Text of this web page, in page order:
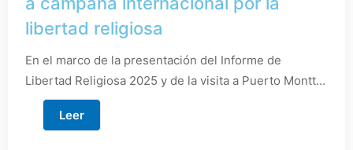
libertad religiosa
En el marco de la presentación del Informe de
Libertad Religiosa 2025 y de la visita a Puerto Montt...
Leer